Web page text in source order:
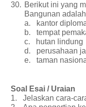
30. Berikut ini yang
Bangunan
a.
kantor
b.
tempat
c.
hutan lindung
d.
perusahaan
e.
taman
Soal Esai / Uraian
1.
Jelaskan cara-